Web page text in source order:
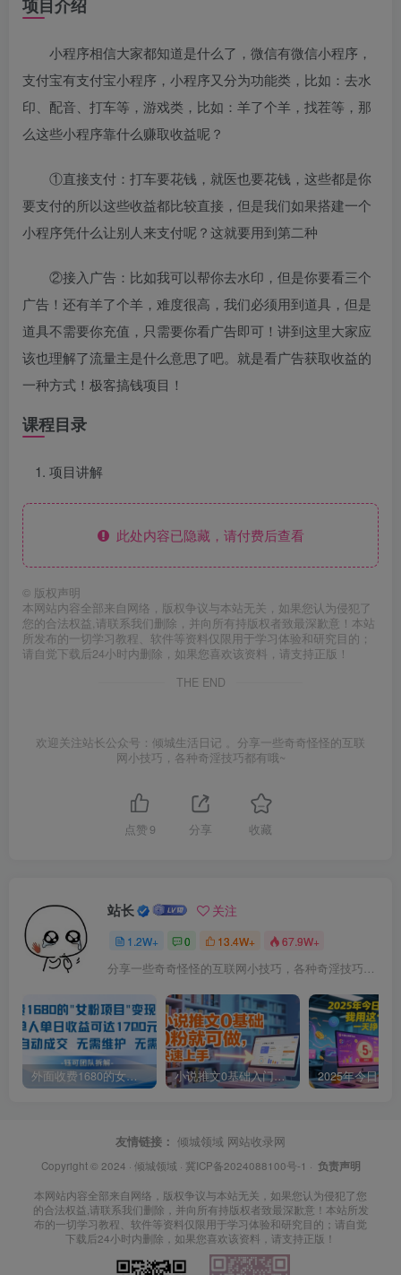
项目介绍
小程序相信大家都知道是什么了，微信有微信小程序，
支付宝有支付宝小程序，小程序又分为功能类，比如：去水
印、配音、打车等，游戏类，比如：羊了个羊，找茬等，那
么这些小程序靠什么赚取收益呢？
①直接支付：打车要花钱，就医也要花钱，这些都是你
要支付的所以这些收益都比较直接，但是我们如果搭建一个
小程序凭什么让别人来支付呢？这就要用到第二种
②接入广告：比如我可以帮你去水印，但是你要看三个
广告！还有羊了个羊，难度很高，我们必须用到道具，但是
道具不需要你充值，只需要你看广告即可！讲到这里大家应
该也理解了流量主是什么意思了吧。就是看广告获取收益的
一种方式！极客搞钱项目！
课程目录
项目讲解
此处内容已隐藏，请付费后查看
© 版权声明
本网站内容全部来自网络，版权争议与本站无关，如果您认为侵犯了
您的合法权益,请联系我们删除，并向所有持版权者致最深歉意！本站
所发布的一切学习教程、软件等资料仅限用于学习体验和研究目的；
请自觉下载后24小时内删除，如果您喜欢该资料，请支持正版！
THE END
欢迎关注站长公众号：倾城生活日记 。分享一些奇奇怪怪的互联
网小技巧，各种奇淫技巧都有哦~
点赞 9 分享 收藏
站长 关注
1.2W+ 0 13.4W+ 67.9W+
分享一些奇奇怪怪的互联网小技巧，各种奇淫技巧都在本站。
外面收费1680的女粉项目变现，单人单日收益可达1.7k，全自动成交无需维护 小说推文0基础入门教程，0粉就可做，快速上手
友情链接： 倾城领域 网站收录网
Copyright © 2024 · 倾城领域· 冀ICP备2024088100号-1 · 负责声明
本网站内容全部来自网络，版权争议与本站无关，如果您认为侵犯了您
的合法权益,请联系我们删除，并向所有持版权者致最深歉意！本站所发
布的一切学习教程、软件等资料仅限用于学习体验和研究目的；请自觉
下载后24小时内删除，如果您喜欢该资料，请支持正版！